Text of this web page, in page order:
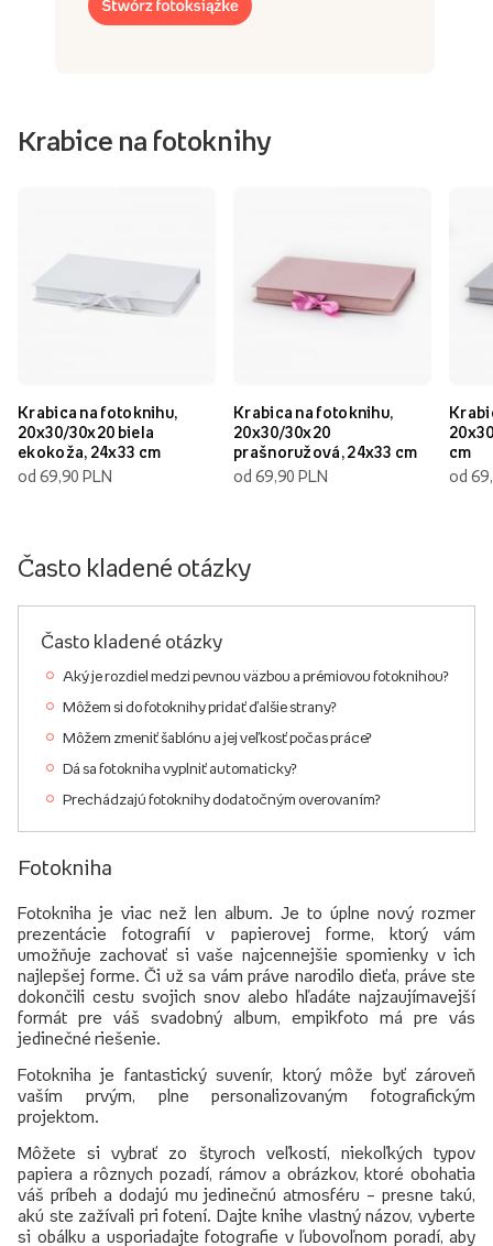
Krabice na fotoknihy
Krabica na fotoknihu,
20x30/30x20 biela
ekokoža, 24x33 cm
od 69,90 PLN
Krabica na fotoknihu,
20x30/30x20
prašnoružová, 24x33 cm
od 69,90 PLN
cm
od
Často kladené otázky
Často kladené otázky
Aký je rozdiel medzi pevnou väzbou a prémiovou fotoknihou?
Môžem si do fotoknihy pridať ďalšie strany?
Môžem zmeniť šablónu a jej veľkosť počas práce?
Dá sa fotokniha vyplniť automaticky?
Prechádzajú fotoknihy dodatočným overovaním?
Fotokniha
Fotokniha je viac než len album. Je to úplne nový rozmer
prezentácie fotografií v papierovej forme, ktorý vám
umožňuje zachovať si vaše najcennejšie spomienky v ich
najlepšej forme. Či už sa vám práve narodilo dieťa, práve ste
dokončili cestu svojich snov alebo hľadáte najzaujímavejší
formát pre váš svadobný album, empikfoto má pre vás
jedinečné riešenie.
Fotokniha je fantastický suvenír, ktorý môže byť zároveň
vaším prvým, plne personalizovaným fotografickým
projektom.
Môžete si vybrať zo štyroch veľkostí, niekoľkých typov
papiera a rôznych pozadí, rámov a obrázkov, ktoré obohatia
váš príbeh a dodajú mu jedinečnú atmosféru – presne takú,
akú ste zažívali pri fotení. Dajte knihe vlastný názov, vyberte
si obálku a usporiadajte fotografie v ľubovoľnom poradí, aby